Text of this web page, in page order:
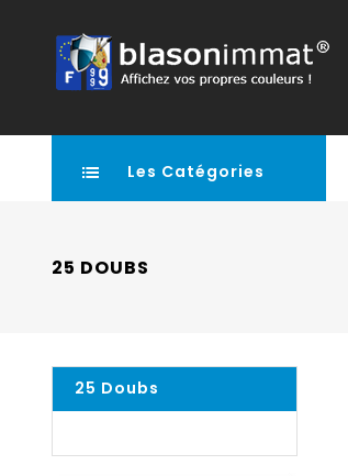
Les Catégories
25 DOUBS
25 Doubs